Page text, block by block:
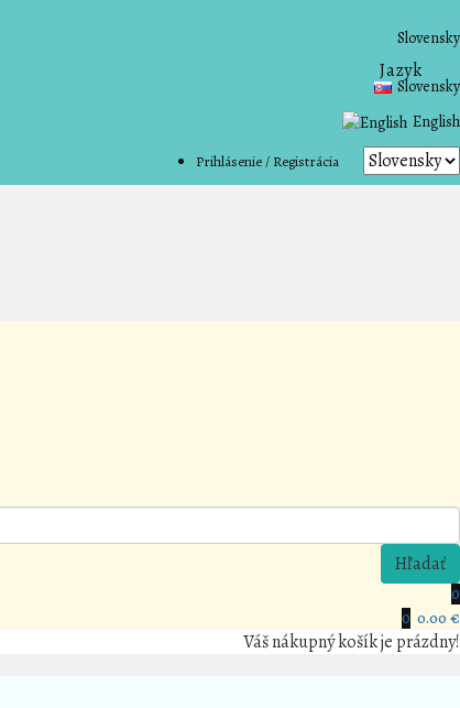
Prihlásenie / Registrácia
Slovensky
Jazyk
Slovensky
English
Hľadať
0
0 0.00 €
Váš nákupný košík je prázdny!